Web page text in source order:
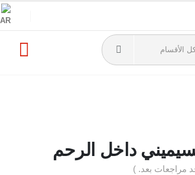
داخل الرحم
مراجعات بعد. )